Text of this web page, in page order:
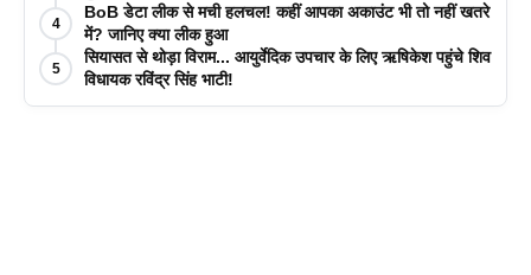
4
BoB डेटा लीक से मची हलचल! कहीं आपका अकाउंट भी तो नहीं खतरे
में? जानिए क्या लीक हुआ
5
सियासत से थोड़ा विराम... आयुर्वेदिक उपचार के लिए ऋषिकेश पहुंचे शिव
विधायक रविंद्र सिंह भाटी!